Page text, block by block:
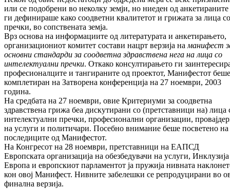
или се подобрени во неколку земји, но ниеден од
ги дефинираше како соодветни квалитетот и грижата за лица со
пречки, во сопствената земја.
Врз основа на информациите од литературата и анкетирањето,
организациониот комитет состави нацрт верзија на манифест
основни стандарди за соодветна здравствена нега на лица со
интелектуални пречки. Откако консултирањето ги
професионалците и тангираните од проектот, Манифестот беше
комплетиран на Затворена конференција на 27 ноември, 2003
година.
На средбата на 27 ноември, овие Критериуми за соодветна
здравствена грижа беа дискутирани со (претставници на) лица
интелектуални пречки, професионални организации,
на услуги и политичари. Посебно внимание беше посветено на
последиците од Манифестот.
На Конгресот на 28 ноември, претставници на ЕАПСД
Европската организација на обезбедувачи на услуги, Инклузија
Европа и европскиот парламентот ја пружија нивната
кон овој Манифест. Нивните забелешки се репродуцирани во
финална верзија.